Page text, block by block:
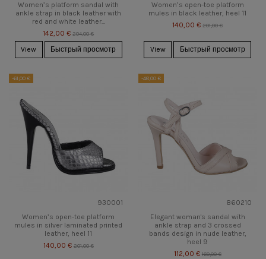
Women’s platform sandal with
ankle strap in black leather with
red and white leather...
142,00 € 204,00 €
View Быстрый просмотр
Women’s open-toe platform
mules in black leather, heel 11
140,00 € 201,00 €
View Быстрый просмотр
-61,00 €
930001
Women’s open-toe platform
mules in silver laminated printed
leather, heel 11
140,00 € 201,00 €
-48,00 €
860210
Elegant woman's sandal with
ankle strap and 3 crossed
bands design in nude leather,
heel 9
112,00 € 160,00 €